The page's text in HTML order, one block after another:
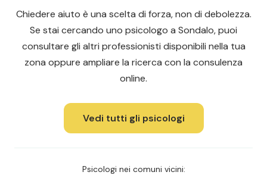
Chiedere aiuto è una scelta di forza, non di debolezza.
Se stai cercando uno psicologo a Sondalo, puoi
consultare gli altri professionisti disponibili nella tua
zona oppure ampliare la ricerca con la consulenza
online.
Vedi tutti gli psicologi
Psicologi nei comuni vicini: